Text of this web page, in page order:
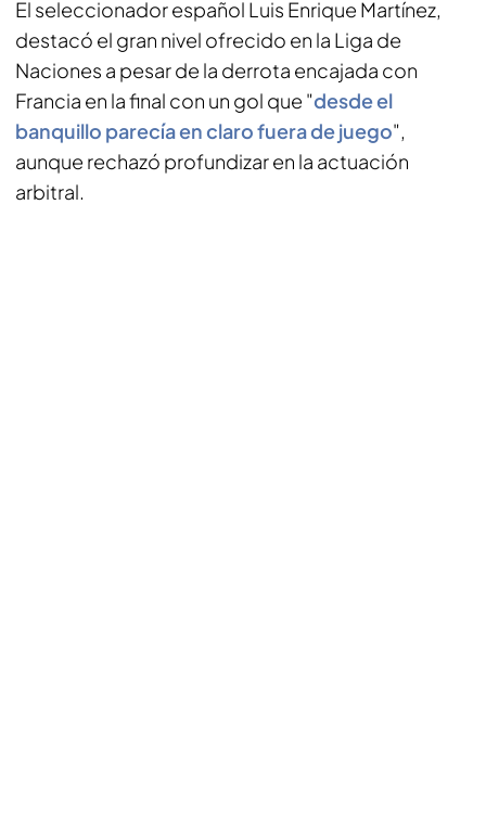
El seleccionador español Luis Enrique Martínez,
destacó el gran nivel ofrecido en la Liga de
Naciones a pesar de la derrota encajada con
Francia en la final con un gol que "desde el
banquillo parecía en claro fuera de juego",
aunque rechazó profundizar en la actuación
arbitral.